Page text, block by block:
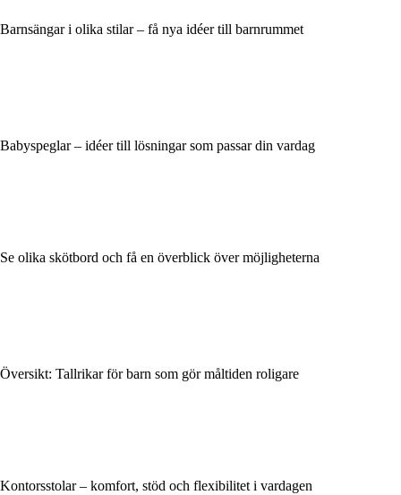
Barnsängar i olika stilar – få nya idéer till barnrummet
Babyspeglar – idéer till lösningar som passar din vardag
Se olika skötbord och få en överblick över möjligheterna
Översikt: Tallrikar för barn som gör måltiden roligare
Kontorsstolar – komfort, stöd och flexibilitet i vardagen